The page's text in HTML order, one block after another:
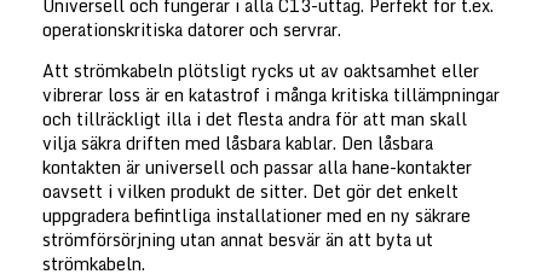
Universell och fungerar i alla C13-uttag. Perfekt för t.ex.
operationskritiska datorer och servrar.
Att strömkabeln plötsligt rycks ut av oaktsamhet eller
vibrerar loss är en katastrof i många kritiska tillämpningar
och tillräckligt illa i det flesta andra för att man skall
vilja säkra driften med låsbara kablar. Den låsbara
kontakten är universell och passar alla hane-kontakter
oavsett i vilken produkt de sitter. Det gör det enkelt
uppgradera befintliga installationer med en ny säkrare
strömförsörjning utan annat besvär än att byta ut
strömkabeln.